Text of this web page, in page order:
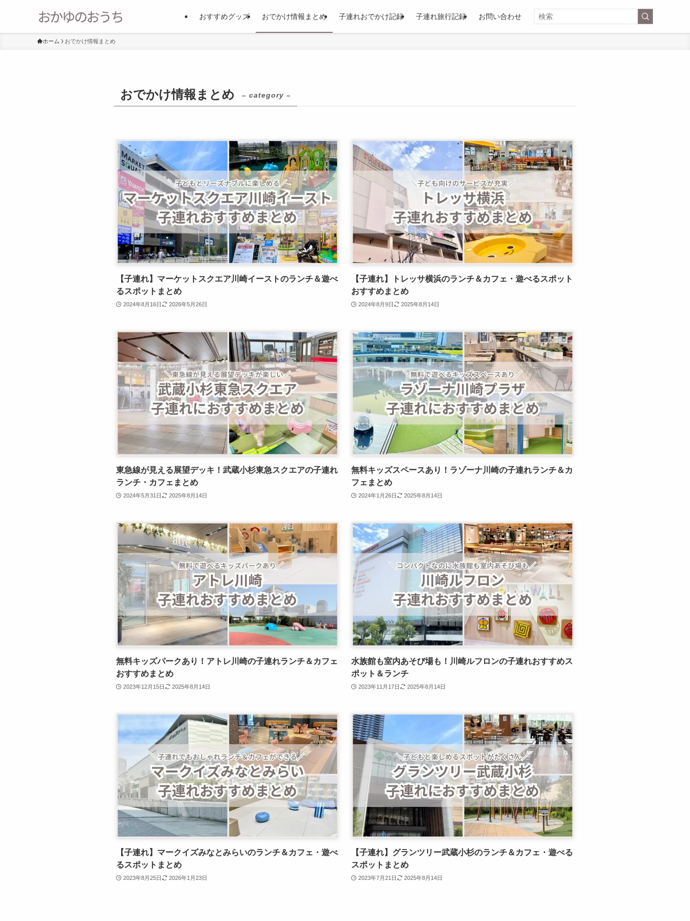
おすすめグッズ おでかけ情報まとめ 子連れおでかけ記録 子連れ旅行記録 お問い合わせ
ホーム おでかけ情報まとめ
おでかけ情報まとめ – category –
【子連れ】マーケットスクエア川崎イーストのランチ＆遊べ
るスポットまとめ
2024年8月16日 2026年5月26日
【子連れ】トレッサ横浜のランチ＆カフェ・遊べるスポット
おすすめまとめ
2024年8月9日 2025年8月14日
東急線が見える展望デッキ！武蔵小杉東急スクエアの子連れ
ランチ・カフェまとめ
2024年5月31日 2025年8月14日
無料キッズスペースあり！ラゾーナ川崎の子連れランチ＆カ
フェまとめ
2024年1月26日 2025年8月14日
無料キッズパークあり！アトレ川崎の子連れランチ＆カフェ
おすすめまとめ
2023年12月15日 2025年8月14日
水族館も室内あそび場も！川崎ルフロンの子連れおすすめス
ポット＆ランチ
2023年11月17日 2025年8月14日
【子連れ】マークイズみなとみらいのランチ＆カフェ・遊べ
るスポットまとめ
2023年8月25日 2026年1月23日
【子連れ】グランツリー武蔵小杉のランチ＆カフェ・遊べる
スポットまとめ
2023年7月21日 2025年8月14日